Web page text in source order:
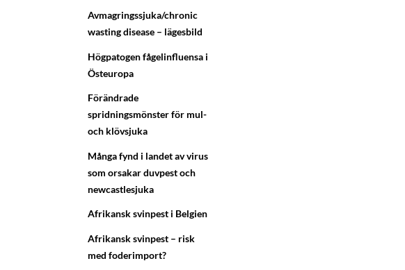
Avmagringssjuka/chronic
wasting disease – lägesbild
Högpatogen fågelinfluensa i
Östeuropa
Förändrade
spridningsmönster för mul-
och klövsjuka
Många fynd i landet av virus
som orsakar duvpest och
newcastlesjuka
Afrikansk svinpest i Belgien
Afrikansk svinpest – risk
med foderimport?